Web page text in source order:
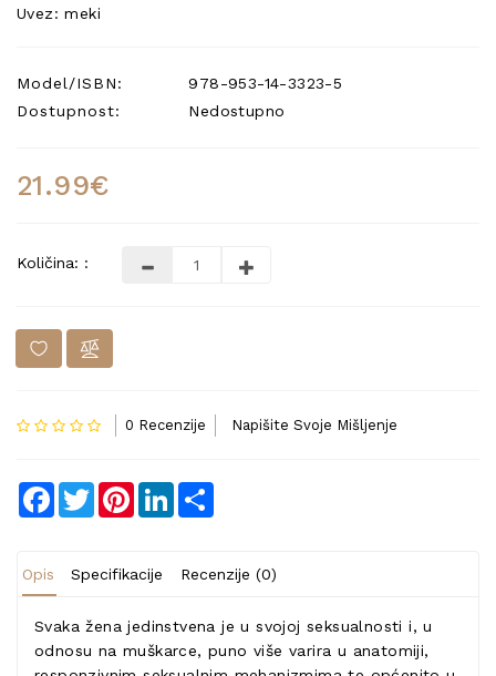
Uvez: meki
Model/ISBN:
978-953-14-3323-5
Dostupnost:
Nedostupno
21.99€
Količina: :
0 Recenzije Napišite Svoje Mišljenje
Facebook
TwitterPinterestLinkedIn
Opis Specifikacije Recenzije (0)
Svaka žena jedinstvena je u svojoj seksualnosti i, u
odnosu na muškarce, puno više varira u anatomiji,